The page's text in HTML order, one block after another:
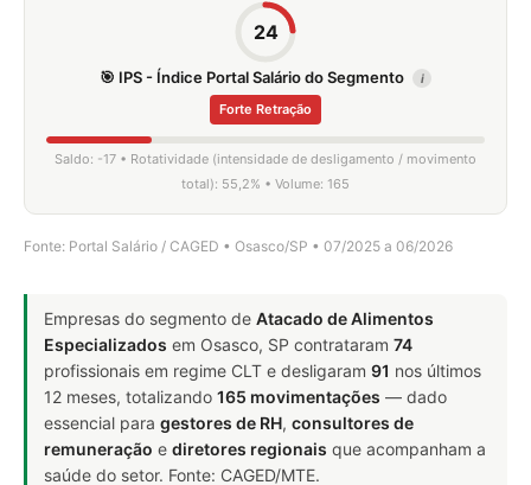
24
🎯 IPS - Índice Portal Salário do Segmento i
Forte Retração
Saldo: -17 • Rotatividade (intensidade de desligamento / movimento
total): 55,2% • Volume: 165
Fonte: Portal Salário / CAGED • Osasco/SP • 07/2025 a 06/2026
Empresas do segmento de Atacado de Alimentos
Especializados em Osasco, SP contrataram 74
profissionais em regime CLT e desligaram 91 nos últimos
12 meses, totalizando 165 movimentações — dado
essencial para gestores de RH, consultores de
remuneração e diretores regionais que acompanham a
saúde do setor. Fonte: CAGED/MTE.